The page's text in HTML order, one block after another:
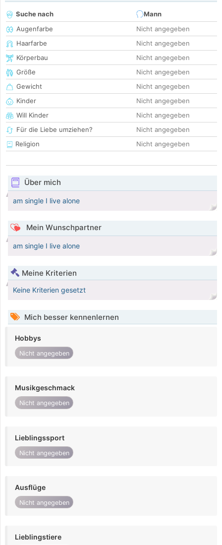
Suche nach
Mann
Augenfarbe
Nicht angegeben
Haarfarbe
Nicht angegeben
Körperbau
Nicht angegeben
Größe
Nicht angegeben
Gewicht
Nicht angegeben
Kinder
Nicht angegeben
Will Kinder
Nicht angegeben
Für die Liebe umziehen?
Nicht angegeben
Religion
Nicht angegeben
Über mich
am single I live alone
Mein Wunschpartner
am single I live alone
Meine Kriterien
Keine Kriterien gesetzt
Mich besser kennenlernen
Hobbys
Nicht angegeben
Musikgeschmack
Nicht angegeben
Lieblingssport
Nicht angegeben
Ausflüge
Nicht angegeben
Lieblingstiere